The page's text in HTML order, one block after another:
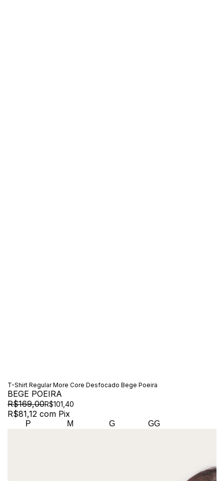
T-Shirt Regular More Core Desfocado Bege Poeira
BEGE POEIRA
R$169,00R$101,40
R$81,12 com Pix
P M G GG